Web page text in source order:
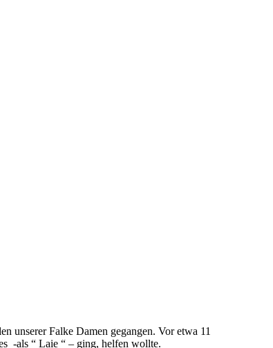
unserer Falke Damen gegangen. Vor etwa 11
-als “ Laie “ – ging, helfen wollte.